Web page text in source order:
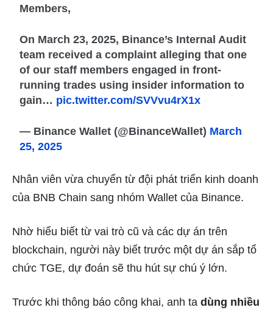
Members,
On March 23, 2025, Binance’s Internal Audit
team received a complaint alleging that one
of our staff members engaged in front-
running trades using insider information to
gain… pic.twitter.com/SVVvu4rX1x
— Binance Wallet (@BinanceWallet) March
25, 2025
Nhân viên vừa chuyển từ đội phát triển kinh doanh
của BNB Chain sang nhóm Wallet của Binance.
Nhờ hiểu biết từ vai trò cũ và các dự án trên
blockchain, người này biết trước một dự án sắp tổ
chức TGE, dự đoán sẽ thu hút sự chú ý lớn.
Trước khi thông báo công khai, anh ta dùng nhiều